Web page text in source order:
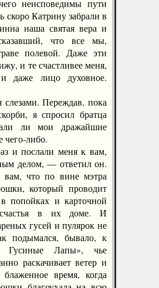
неисповедимы пути
Катрину забрали в
наша святая вера и
что все мы,
полевой. Даже эти
и те счастливее меня,
даже лицо духовное.
Переждав, пока
я спросил братца
ли мои дражайшие
чего-либо.
послали меня к вам,
делом, — ответил он.
что по вине мэтра
который проводит
попойках и карточной
в их доме. И
гусей и пулярок не
подымался, бывало, к
Гусиные Лапы», чье
раскачивает ветер и
время, когда